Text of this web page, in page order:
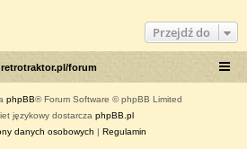
Przejdź do
retrotraktor.pl/forum
phpBB® Forum Software © phpBB Limited
językowy dostarcza phpBB.pl
danych osobowych | Regulamin